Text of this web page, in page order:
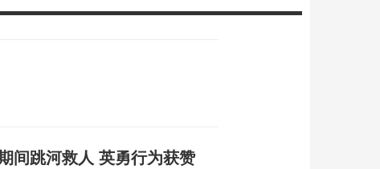
间跳河救人 英勇行为获赞